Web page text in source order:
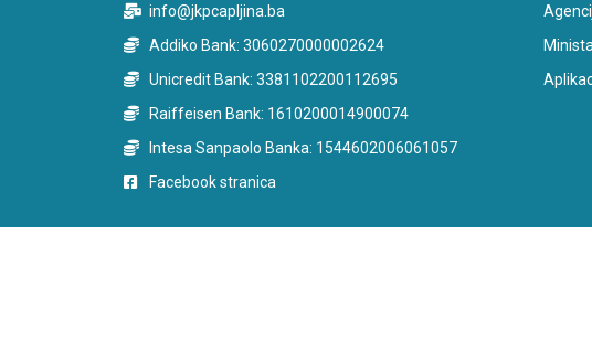
info@jkpcapljina.ba
Addiko Bank: 3060270000002624
Unicredit Bank: 3381102200112695
Raiffeisen Bank: 1610200014900074
Intesa Sanpaolo Banka: 1544602006061057
Facebook stranica